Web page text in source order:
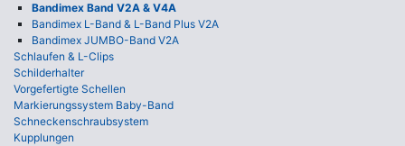
Bandimex Band V2A & V4A
Bandimex L-Band & L-Band Plus V2A
Bandimex JUMBO-Band V2A
Schlaufen & L-Clips
Schilderhalter
Vorgefertigte Schellen
Markierungssystem Baby-Band
Schneckenschraubsystem
Kupplungen